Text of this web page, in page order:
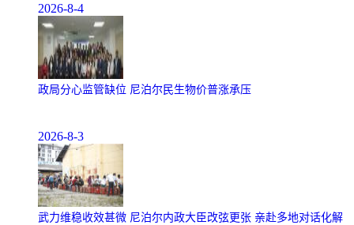
2026-8-4
政局分心监管缺位 尼泊尔民生物价普涨承压
2026-8-3
武力维稳收效甚微 尼泊尔内政大臣改弦更张 亲赴多地对话化解